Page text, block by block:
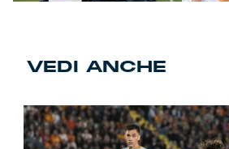
VEDI ANCHE